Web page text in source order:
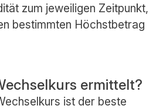
zum jeweiligen Zeitpunkt,
bestimmten Höchstbetrag
ermittelt?
ist der beste